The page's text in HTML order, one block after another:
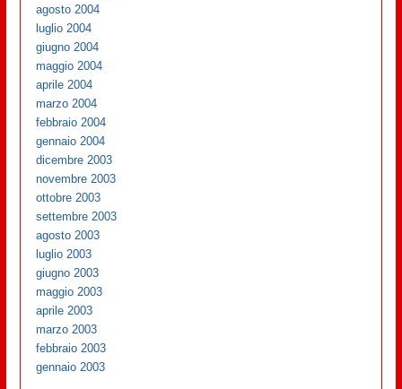
agosto 2004
luglio 2004
giugno 2004
maggio 2004
aprile 2004
marzo 2004
febbraio 2004
gennaio 2004
dicembre 2003
novembre 2003
ottobre 2003
settembre 2003
agosto 2003
luglio 2003
giugno 2003
maggio 2003
aprile 2003
marzo 2003
febbraio 2003
gennaio 2003